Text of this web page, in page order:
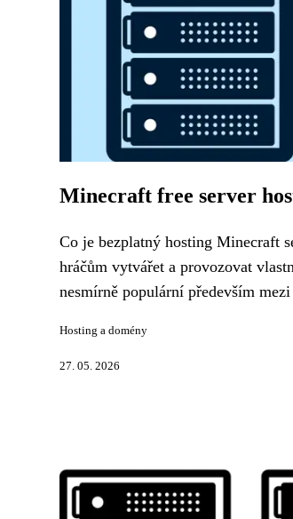
Minecraft free server
Co je bezplatný hosting Minecraft
hráčům vytvářet a provozovat
nesmírně populární především
Hosting a domény
27. 05. 2026